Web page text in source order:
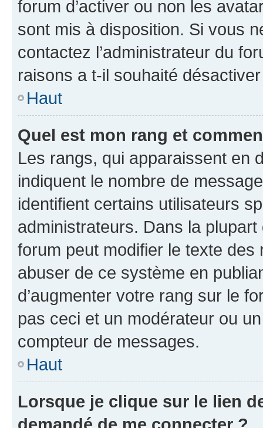
forum d’activer ou non les
sont mis à disposition. Si vous
contactez l’administrateur du
raisons a t-il souhaité
Haut
Quel est mon rang et
Les rangs, qui apparaissent en
indiquent le nombre de
identifient certains utilisateurs
administrateurs. Dans la
forum peut modifier le texte
abuser de ce système en
d’augmenter votre rang sur le
pas ceci et un modérateur ou
compteur de messages.
Haut
Lorsque je clique sur le lien
demandé de me connecter ?